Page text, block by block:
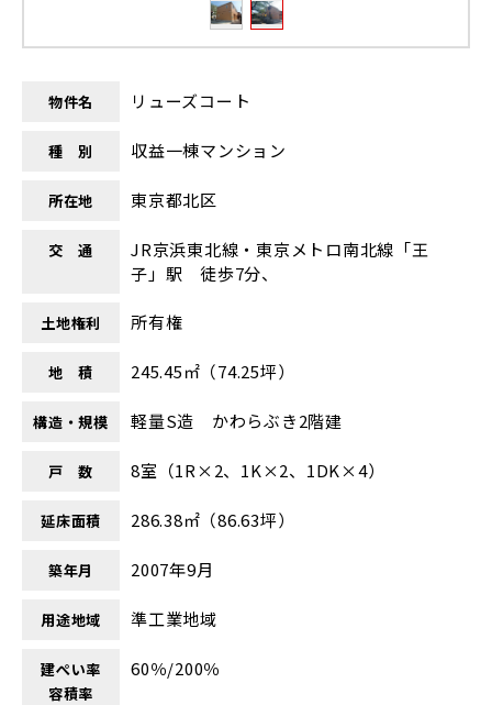
物件名 リューズコート
種 別 収益一棟マンション
所在地 東京都北区
交 通
JR京浜東北線・東京メトロ南北線「王
子」駅 徒歩7分、
土地権利 所有権
地 積 245.45㎡（74.25坪）
構造・規模 軽量S造 かわらぶき2階建
戸 数 8室（1R×2、1K×2、1DK×4）
延床面積 286.38㎡（86.63坪）
築年月 2007年9月
用途地域 準工業地域
建ぺい率
容積率
60％/200％